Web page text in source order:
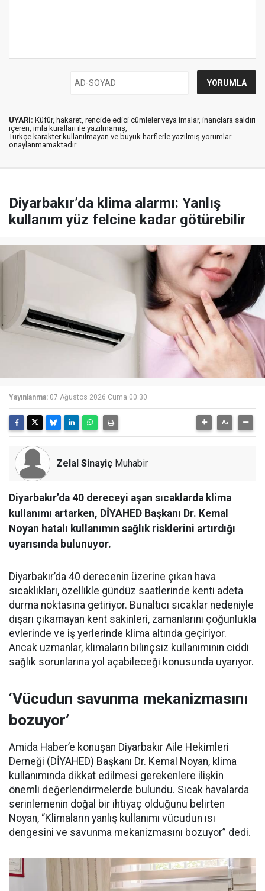
UYARI: Küfür, hakaret, rencide edici cümleler veya imalar, inançlara saldırı
içeren, imla kuralları ile yazılmamış,
Türkçe karakter kullanılmayan ve büyük harflerle yazılmış yorumlar
onaylanmamaktadır.
Diyarbakır’da klima alarmı: Yanlış
kullanım yüz felcine kadar götürebilir
Yayınlanma: 07 Ağustos 2026 Cuma 00:30
Zelal Sinayiç Muhabir
Diyarbakır’da 40 dereceyi aşan sıcaklarda klima
kullanımı artarken, DİYAHED Başkanı Dr. Kemal
Noyan hatalı kullanımın sağlık risklerini artırdığı
uyarısında bulunuyor.
Diyarbakır’da 40 derecenin üzerine çıkan hava
sıcaklıkları, özellikle gündüz saatlerinde kenti adeta
durma noktasına getiriyor. Bunaltıcı sıcaklar nedeniyle
dışarı çıkamayan kent sakinleri, zamanlarını çoğunlukla
evlerinde ve iş yerlerinde klima altında geçiriyor.
Ancak uzmanlar, klimaların bilinçsiz kullanımının ciddi
sağlık sorunlarına yol açabileceği konusunda uyarıyor.
‘Vücudun savunma mekanizmasını
bozuyor’
Amida Haber’e konuşan Diyarbakır Aile Hekimleri
Derneği (DİYAHED) Başkanı Dr. Kemal Noyan, klima
kullanımında dikkat edilmesi gerekenlere ilişkin
önemli değerlendirmelerde bulundu. Sıcak havalarda
serinlemenin doğal bir ihtiyaç olduğunu belirten
Noyan, “Klimaların yanlış kullanımı vücudun ısı
dengesini ve savunma mekanizmasını bozuyor” dedi.